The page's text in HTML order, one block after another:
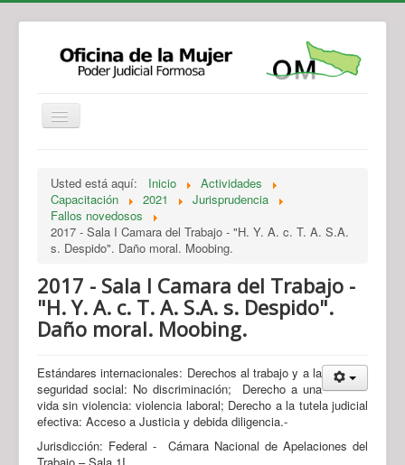
Legislación
Novedades
Recursos y Servicios de Atención
Usted está aquí: Inicio
Actividades
Capacitación
2021
Jurisprudencia
Fallos novedosos
2017 - Sala I Camara del Trabajo - "H. Y. A. c. T. A. S.A.
s. Despido". Daño moral. Moobing.
2017 - Sala I Camara del Trabajo -
"H. Y. A. c. T. A. S.A. s. Despido".
Daño moral. Moobing.
Estándares internacionales: Derechos al trabajo y a la
seguridad social: No discriminación; Derecho a una
vida sin violencia: violencia laboral; Derecho a la tutela judicial
efectiva: Acceso a Justicia y debida diligencia.-
Jurisdicción: Federal - Cámara Nacional de Apelaciones del
Trabajo – Sala 1I